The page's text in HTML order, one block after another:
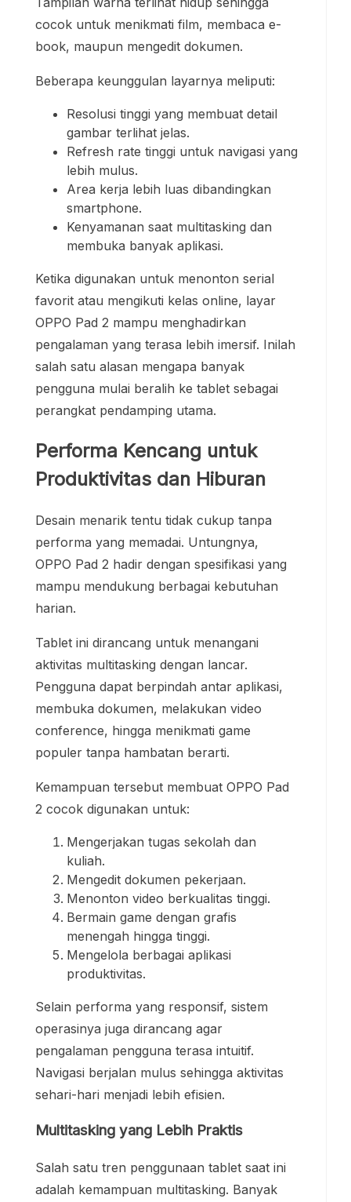
cocok untuk menikmati film, membaca e-
book, maupun mengedit dokumen.
Beberapa keunggulan layarnya meliputi:
Resolusi tinggi yang membuat detail
gambar terlihat jelas.
Refresh rate tinggi untuk navigasi yang
lebih mulus.
Area kerja lebih luas dibandingkan
smartphone.
Kenyamanan saat multitasking dan
membuka banyak aplikasi.
Ketika digunakan untuk menonton serial
favorit atau mengikuti kelas online, layar
OPPO Pad 2 mampu menghadirkan
pengalaman yang terasa lebih imersif. Inilah
salah satu alasan mengapa banyak
pengguna mulai beralih ke tablet sebagai
perangkat pendamping utama.
Performa Kencang untuk
Produktivitas dan Hiburan
Desain menarik tentu tidak cukup tanpa
performa yang memadai. Untungnya,
OPPO Pad 2 hadir dengan spesifikasi yang
mampu mendukung berbagai kebutuhan
harian.
Tablet ini dirancang untuk menangani
aktivitas multitasking dengan lancar.
Pengguna dapat berpindah antar aplikasi,
membuka dokumen, melakukan video
conference, hingga menikmati game
populer tanpa hambatan berarti.
Kemampuan tersebut membuat OPPO Pad
2 cocok digunakan untuk:
Mengerjakan tugas sekolah dan
kuliah.
Mengedit dokumen pekerjaan.
Menonton video berkualitas tinggi.
Bermain game dengan grafis
menengah hingga tinggi.
Mengelola berbagai aplikasi
produktivitas.
Selain performa yang responsif, sistem
operasinya juga dirancang agar
pengalaman pengguna terasa intuitif.
Navigasi berjalan mulus sehingga aktivitas
sehari-hari menjadi lebih efisien.
Multitasking yang Lebih Praktis
Salah satu tren penggunaan tablet saat ini
adalah kemampuan multitasking. Banyak